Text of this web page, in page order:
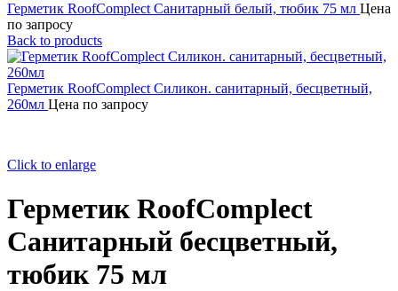
Герметик RoofComplect Санитарный белый, тюбик 75 мл Цена
по запросу
Back to products
Герметик RoofComplect Силикон. санитарный, бесцветный,
260мл Цена по запросу
Click to enlarge
Герметик RoofComplect
Санитарный бесцветный,
тюбик 75 мл